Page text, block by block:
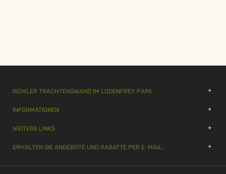
ISCHLER TRACHTENGWAND IM LODENFREY PARK
INFORMATIONEN
WEITERE LINKS
ERHALTEN SIE ANGEBOTE UND RABATTE PER E-MAIL: